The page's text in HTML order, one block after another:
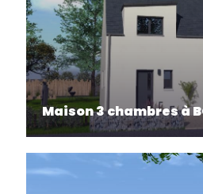
Maison 3 chambres à